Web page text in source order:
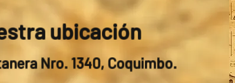
ubicación
Nro. 1340, Coquimbo.